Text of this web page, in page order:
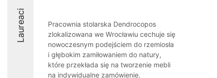
Laureaci
Pracownia stolarska Dendrocopos
zlokalizowana we Wrocławiu cechuje się
nowoczesnym podejściem do rzemiosła
i głębokim zamiłowaniem do natury,
które przekłada się na tworzenie mebli
na indywidualne zamówienie.